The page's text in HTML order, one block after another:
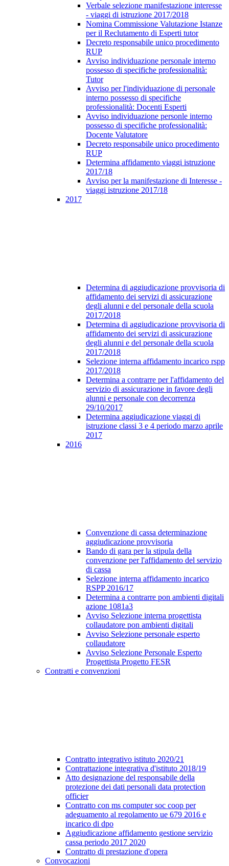
Verbale selezione manifestazione interesse
- viaggi di istruzione 2017/2018
Nomina Commissione Valutazione Istanze
per il Reclutamento di Esperti tutor
Decreto responsabile unico procedimento
RUP
Avviso individuazione personale interno
possesso di specifiche professionalità:
Tutor
Avviso per l'individuazione di personale
interno possesso di specifiche
professionalità: Docenti Esperti
Avviso individuazione personle interno
possesso di specifiche professionalità:
Docente Valutatore
Decreto responsabile unico procedimento
RUP
Determina affidamento viaggi istruzione
2017/18
Avviso per la manifestazione di Interesse -
viaggi istruzione 2017/18
2017
Determina di aggiudicazione provvisoria di
affidamento dei servizi di assicurazione
degli alunni e del personale della scuola
2017/2018
Determina di aggiudicazione provvisoria di
affidamento dei servizi di assicurazione
degli alunni e del personale della scuola
2017/2018
Selezione interna affidamento incarico rspp
2017/2018
Determina a contrarre per l'affidamento del
servizio di assicurazione in favore degli
alunni e personale con decorrenza
29/10/2017
Determina aggiudicazione viaggi di
istruzione classi 3 e 4 periodo marzo aprile
2017
2016
Convenzione di cassa determinazione
aggiudicazione provvisoria
Bando di gara per la stipula della
convenzione per l'affidamento del servizio
di cassa
Selezione interna affidamento incarico
RSPP 2016/17
Determina a contrarre pon ambienti digitali
azione 1081a3
Avviso Selezione interna progettista
collaudatore pon ambienti digitali
Avviso Selezione personale esperto
collaudatore
Avviso Selezione Personale Esperto
Progettista Progetto FESR
Contratti e convenzioni
Contratto integrativo istituto 2020/21
Contrattazione integrativa d'istituto 2018/19
Atto designazione del responsabile della
protezione dei dati personali data protection
officier
Contratto con ms computer soc coop per
adeguamento al regolamento ue 679 2016 e
incarico di dpo
Aggiudicazione affidamento gestione servizio
cassa periodo 2017 2020
Contratto di prestazione d'opera
Convocazioni